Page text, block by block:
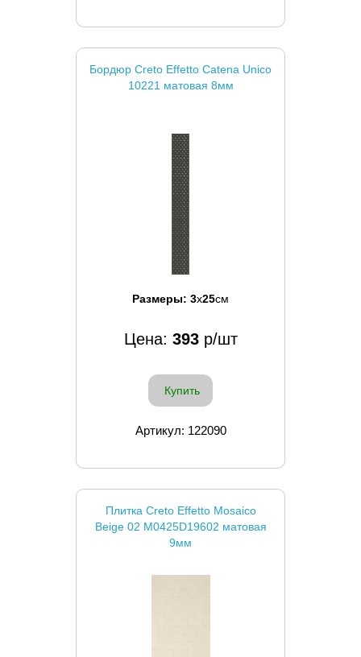
Бордюр Creto Effetto Catena Unico
10221 матовая 8мм
Размеры: 3x25см
Цена: 393р/шт
Купить
Артикул: 122090
Плитка Creto Effetto Mosaico
Beige 02 M0425D19602 матовая
9мм